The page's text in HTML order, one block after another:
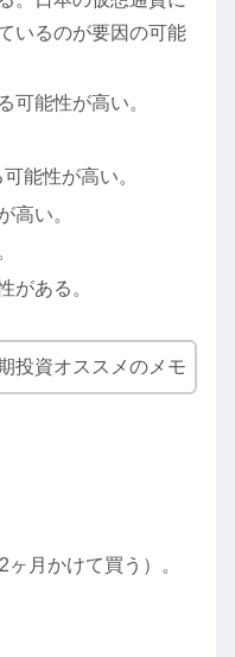
いるのが要因の可能
可能性が高い。
能性が高い。
高い。
がある。
投資オススメのメモ
月かけて買う）。